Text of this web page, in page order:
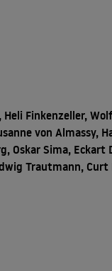
Heli Finkenzeller,
von Almassy,
Oskar Sima, Eckart
Trautmann, Curt